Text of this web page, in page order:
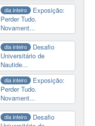
dia inteiro
Exposição:
Perder Tudo.
Novament...
dia inteiro
Desafio
Universitário de
Nautide...
dia inteiro
Exposição:
Perder Tudo.
Novament...
dia inteiro
Desafio